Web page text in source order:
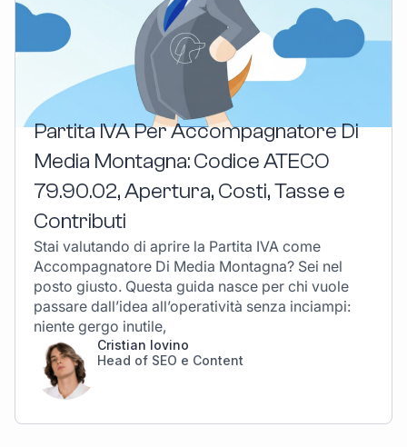
Partita IVA Per Accompagnatore Di
Media Montagna: Codice ATECO
79.90.02, Apertura, Costi, Tasse e
Contributi
Stai valutando di aprire la Partita IVA come
Accompagnatore Di Media Montagna? Sei nel
posto giusto. Questa guida nasce per chi vuole
passare dall’idea all’operatività senza inciampi:
niente gergo inutile,
Cristian Iovino
Head of SEO e Content